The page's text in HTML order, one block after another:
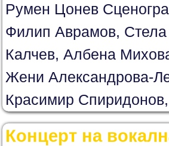
Румен Цонев
Филип Аврамов,
Калчев, Албена
Жени Александрова-
Красимир
Концерт на